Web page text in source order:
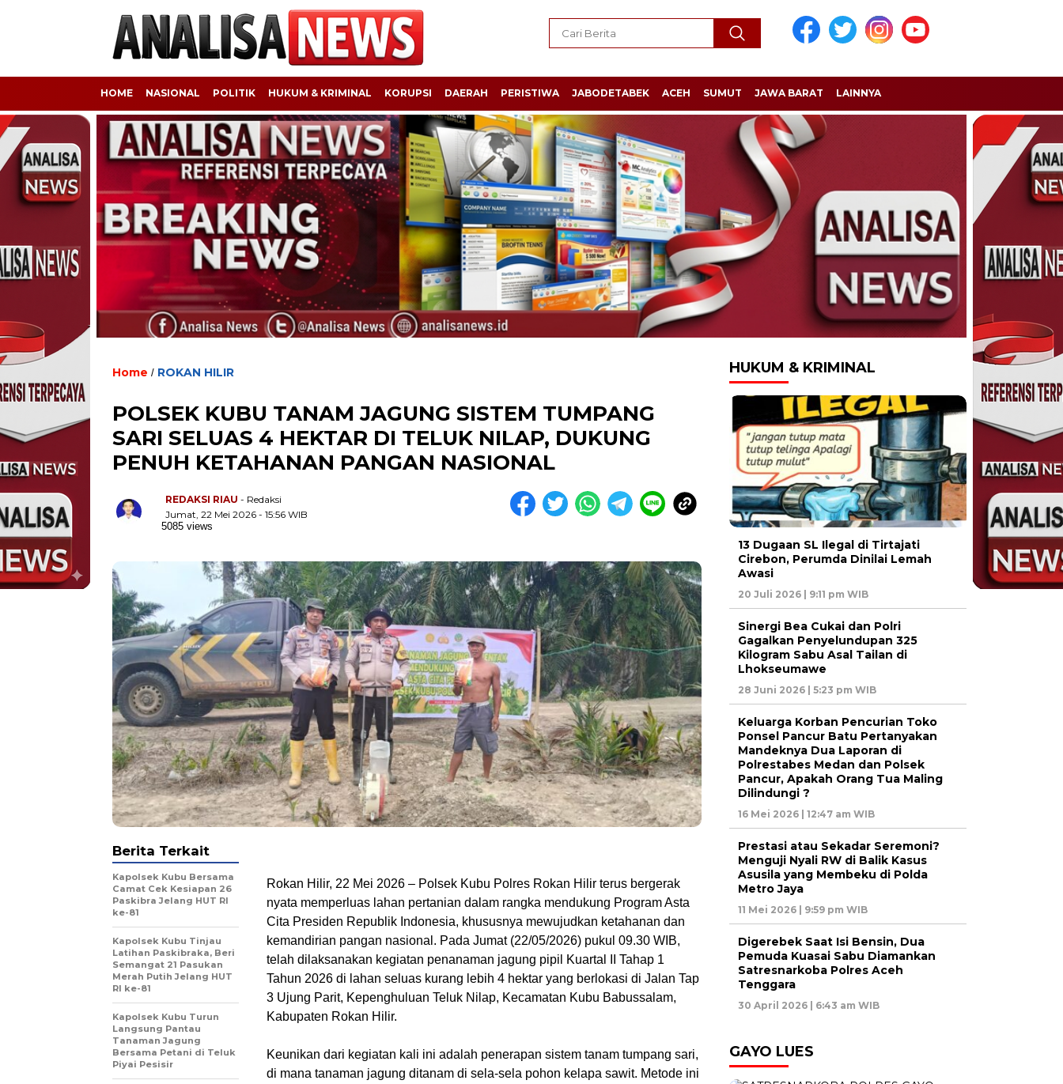
HOME NASIONAL POLITIK HUKUM & KRIMINAL KORUPSI DAERAH PERISTIWA JABODETABEK ACEH SUMUT JAWA BARAT LAINNYA
Home / ROKAN HILIR
POLSEK KUBU TANAM JAGUNG SISTEM TUMPANG
SARI SELUAS 4 HEKTAR DI TELUK NILAP, DUKUNG
PENUH KETAHANAN PANGAN NASIONAL
REDAKSI RIAU - Redaksi
Jumat, 22 Mei 2026 - 15:56 WIB
5085 views
Rokan Hilir, 22 Mei 2026 – Polsek Kubu Polres Rokan Hilir terus bergerak
nyata memperluas lahan pertanian dalam rangka mendukung Program Asta
Cita Presiden Republik Indonesia, khususnya mewujudkan ketahanan dan
kemandirian pangan nasional. Pada Jumat (22/05/2026) pukul 09.30 WIB,
telah dilaksanakan kegiatan penanaman jagung pipil Kuartal II Tahap 1
Tahun 2026 di lahan seluas kurang lebih 4 hektar yang berlokasi di Jalan Tap
3 Ujung Parit, Kepenghuluan Teluk Nilap, Kecamatan Kubu Babussalam,
Kabupaten Rokan Hilir.
Keunikan dari kegiatan kali ini adalah penerapan sistem tanam tumpang sari,
di mana tanaman jagung ditanam di sela-sela pohon kelapa sawit. Metode ini
Berita Terkait
Kapolsek Kubu Bersama
Camat Cek Kesiapan 26
Paskibra Jelang HUT RI
ke-81
Kapolsek Kubu Tinjau
Latihan Paskibraka, Beri
Semangat 21 Pasukan
Merah Putih Jelang HUT
RI ke-81
Kapolsek Kubu Turun
Langsung Pantau
Tanaman Jagung
Bersama Petani di Teluk
Piyai Pesisir
HUKUM & KRIMINAL
13 Dugaan SL Ilegal di Tirtajati
Cirebon, Perumda Dinilai Lemah
Awasi
20 Juli 2026 | 9:11 pm WIB
Sinergi Bea Cukai dan Polri
Gagalkan Penyelundupan 325
Kilogram Sabu Asal Tailan di
Lhokseumawe
28 Juni 2026 | 5:23 pm WIB
Keluarga Korban Pencurian Toko
Ponsel Pancur Batu Pertanyakan
Mandeknya Dua Laporan di
Polrestabes Medan dan Polsek
Pancur, Apakah Orang Tua Maling
Dilindungi ?
16 Mei 2026 | 12:47 am WIB
Prestasi atau Sekadar Seremoni?
Menguji Nyali RW di Balik Kasus
Asusila yang Membeku di Polda
Metro Jaya
11 Mei 2026 | 9:59 pm WIB
Digerebek Saat Isi Bensin, Dua
Pemuda Kuasai Sabu Diamankan
Satresnarkoba Polres Aceh
Tenggara
30 April 2026 | 6:43 am WIB
GAYO LUES